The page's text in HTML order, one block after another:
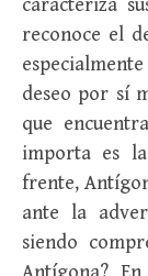
caracteriza
reconoce el
deseo por sí
que
importa es
frente,
ante la
siendo